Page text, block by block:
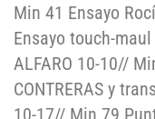
Min 41 Ensayo
Ensayo touch-
ALFARO 10-10//
CONTRERAS y
10-17// Min 79